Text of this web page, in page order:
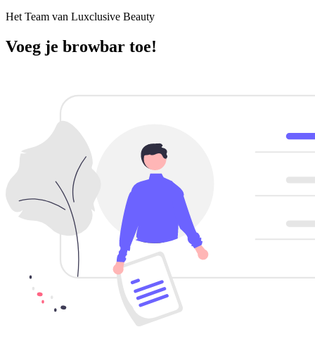
Het Team van Luxclusive Beauty
Voeg je browbar toe!